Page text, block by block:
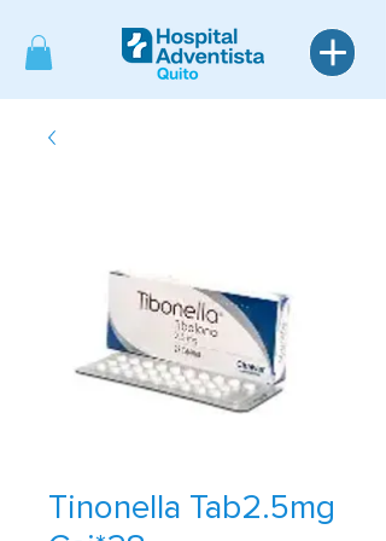
Tinonella Tab2.5mg